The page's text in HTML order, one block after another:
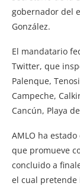
gobernador del
González.
El mandatario
Twitter, que
Palenque,
Campeche,
Cancún, Playa
AMLO ha
que promueve
concluido a
el cual pretende